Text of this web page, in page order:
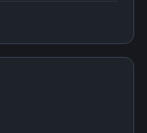
профили
через простые